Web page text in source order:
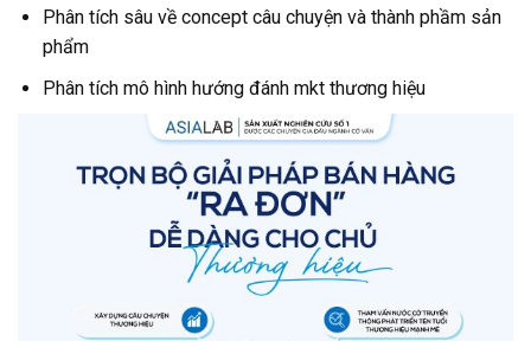
Phân tích sâu về concept câu chuyện và thành phầm sản
phẩm
Phân tích mô hình hướng đánh mkt thương hiệu